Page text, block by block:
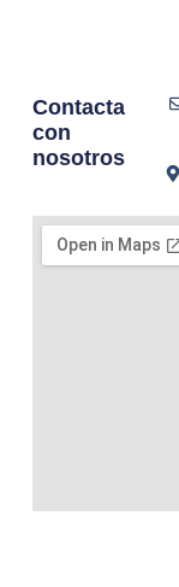
Contacta
con
nosotros